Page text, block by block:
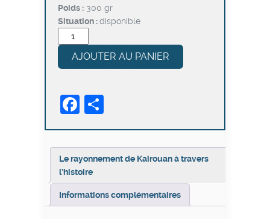
Poids : 300 gr
Situation :disponible
quantité
de
Kairouan
AJOUTER AU PANIER
Facebook
Le rayonnement de Kairouan à travers
l’histoire
Informations complémentaires